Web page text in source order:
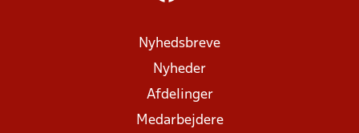
Nyhedsbreve
Nyheder
Afdelinger
Medarbejdere